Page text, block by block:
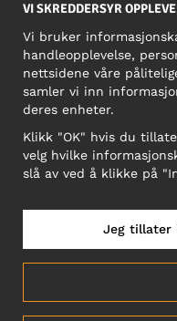
NB! Ikke bruk denne
VI SKREDDERSYR
Vi bruker
handleopplevelse,
nettsidene våre
samler vi inn
deres enheter.
Klikk "OK" hvis du
velg hvilke
slå av ved å klikke på
Jeg tillater